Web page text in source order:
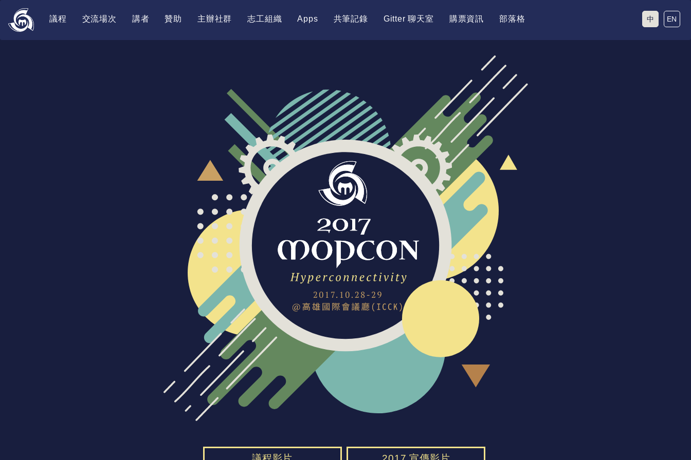
議程 交流場次 講者 贊助 主辦社群 志工組織 Apps 共筆記錄 Gitter 聊天室 購票資訊 部落格 中 EN